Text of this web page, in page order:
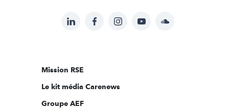
Suivez-
sur:
LinkedInFacebookInstagramYouTubeSoundcloud
Mission RSE
Le kit média Carenews
Groupe AEF